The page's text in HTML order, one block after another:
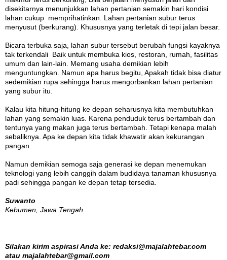
disekitarnya menunjukkan lahan pertanian semakin hari kondisi
lahan cukup memprihatinkan. Lahan pertanian subur terus
menyusut (berkurang). Khususnya yang terletak di tepi jalan besar.
Bicara terbuka saja, lahan subur tersebut berubah fungsi kayaknya
tak terkendali Baik untuk membuka kios, restoran, rumah, fasilitas
umum dan lain-lain. Memang usaha demikian lebih
menguntungkan. Namun apa harus begitu, Apakah tidak bisa diatur
sedemikian rupa sehingga harus mengorbankan lahan pertanian
yang subur itu.
Kalau kita hitung-hitung ke depan seharusnya kita membutuhkan
lahan yang semakin luas. Karena penduduk terus bertambah dan
tentunya yang makan juga terus bertambah. Tetapi kenapa malah
sebaliknya. Apa ke depan kita tidak khawatir akan kekurangan
pangan.
Namun demikian semoga saja generasi ke depan menemukan
teknologi yang lebih canggih dalam budidaya tanaman khususnya
padi sehingga pangan ke depan tetap tersedia.
Suwanto
Kebumen, Jawa Tengah
Silakan kirim aspirasi Anda ke: redaksi@majalahtebar.com
atau majalahtebar@gmail.com